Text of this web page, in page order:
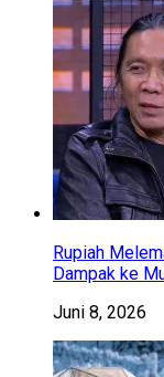
Rupiah
Dampak ke
Juni 8, 2026